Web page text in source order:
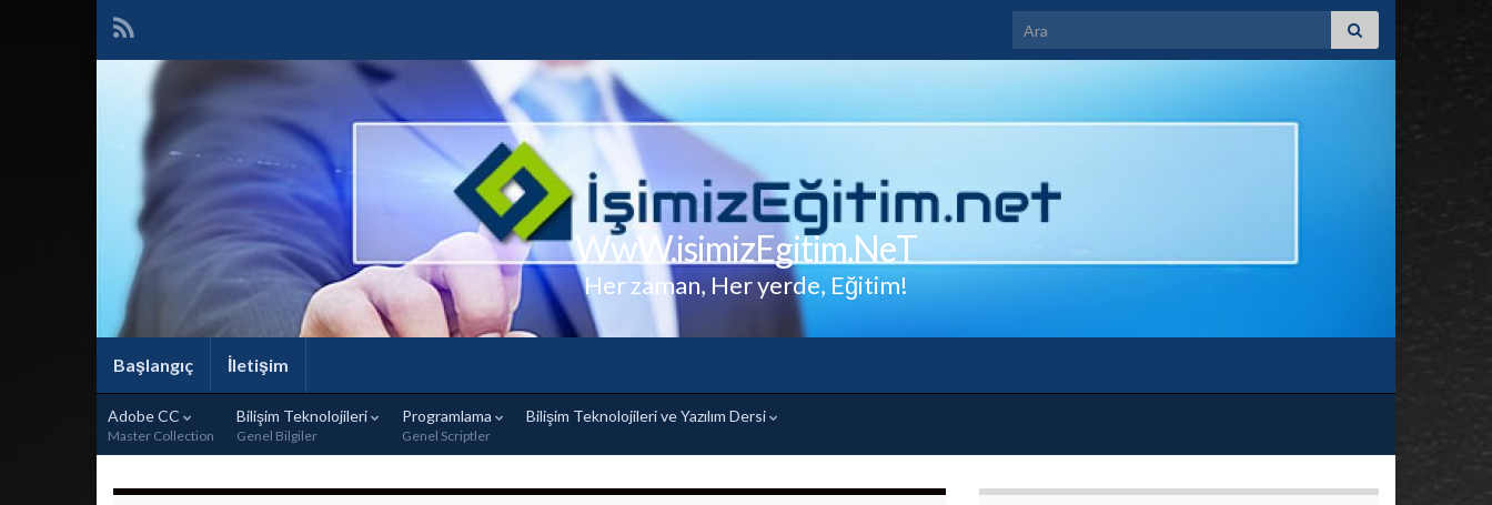
Search for:
WwW.isimizEgitim.NeT
Her zaman, Her yerde, Eğitim!
Başlangıç İletişim
Adobe CC
Master Collection
Bilişim Teknolojileri
Genel Bilgiler
Programlama
Genel Scriptler
Bilişim Teknolojileri ve Yazılım Dersi